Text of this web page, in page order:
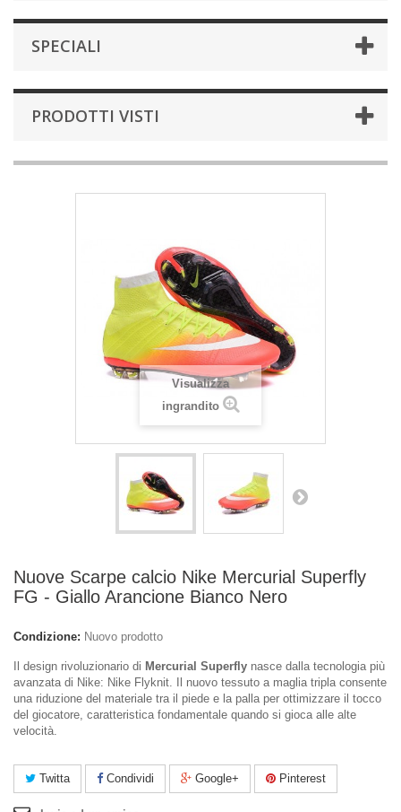
SPECIALI
PRODOTTI VISTI
Visualizza
ingrandito
Nuove Scarpe calcio Nike Mercurial Superfly
FG - Giallo Arancione Bianco Nero
Condizione: Nuovo prodotto
Il design rivoluzionario di Mercurial Superfly nasce dalla tecnologia più
avanzata di Nike: Nike Flyknit. Il nuovo tessuto a maglia tripla consente
una riduzione del materiale tra il piede e la palla per ottimizzare il tocco
del giocatore, caratteristica fondamentale quando si gioca alle alte
velocità.
Twitta Condividi Google+ Pinterest